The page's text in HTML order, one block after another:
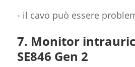
- il cavo può essere
7. Monitor
SE846 Gen 2